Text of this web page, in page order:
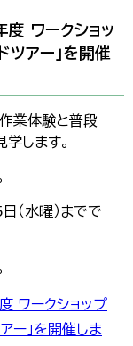
ワークショッ
ツアー」を開催
業体験と普段
します。
（水曜）までで
ワークショップ
ー」を開催しま